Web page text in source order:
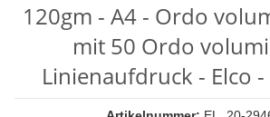
120gm - A4 - Ordo
mit 50 Ordo
Linienaufdruck - Elco